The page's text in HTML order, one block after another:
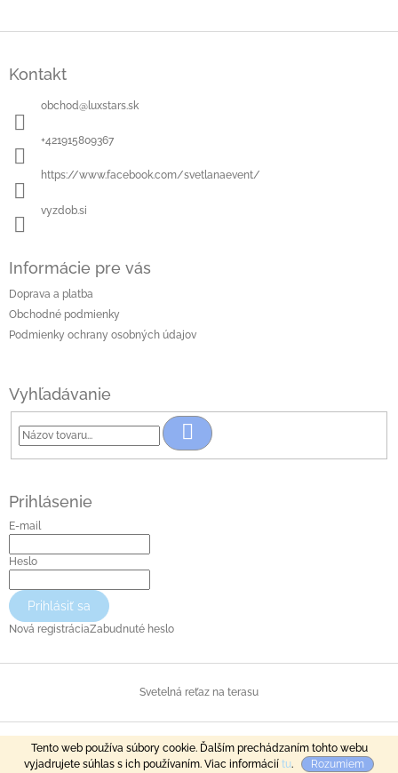
Tento web používa súbory cookie. Ďalším prechádzaním tohto webu
vyjadrujete súhlas s ich používaním. Viac informácií tu. Rozumiem
Kontakt
obchod@luxstars.sk
+421915809367
https://www.facebook.com/svetlanaevent/
vyzdob.si
Informácie pre vás
Doprava a platba
Obchodné podmienky
Podmienky ochrany osobných údajov
Vyhľadávanie
Hľadať
Prihlásenie
E-mail
Heslo
Prihlásiť sa
Nová registráciaZabudnuté heslo
Svetelná reťaz na terasu
Vytvoril Shoptet Copyright 2026 LUXSTARS. Všetky práva vyhradené.